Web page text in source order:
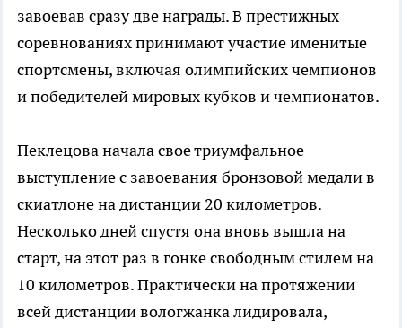
завоевав сразу две награды. В престижных
соревнованиях принимают участие именитые
спортсмены, включая олимпийских чемпионов
и победителей мировых кубков и чемпионатов.
Пеклецова начала свое триумфальное
выступление с завоевания бронзовой медали в
скиатлоне на дистанции 20 километров.
Несколько дней спустя она вновь вышла на
старт, на этот раз в гонке свободным стилем на
10 километров. Практически на протяжении
всей дистанции вологжанка лидировала,